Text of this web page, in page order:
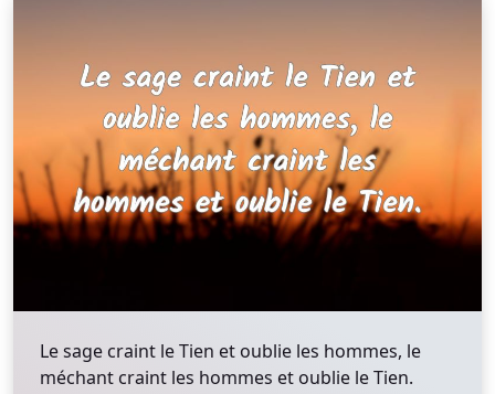
Le sage craint le Tien et oublie les hommes, le
méchant craint les hommes et oublie le Tien.